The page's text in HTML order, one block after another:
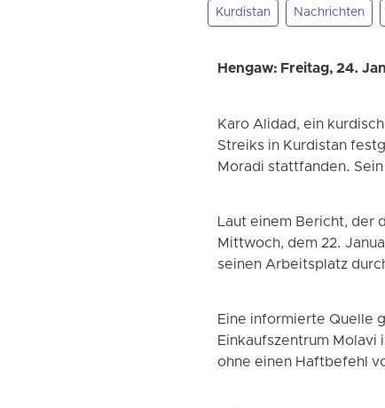
Kurdistan Nachrichten
Hengaw: Freitag, 24.
Karo Alidad, ein
Streiks in Kurdistan
Moradi stattfanden.
Laut einem Bericht, der
Mittwoch, dem 22.
seinen Arbeitsplatz
Eine informierte Quelle
Einkaufszentrum Molavi
ohne einen Haftbefehl